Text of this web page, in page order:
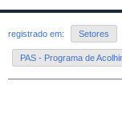
registrado em: Setores
PAS - Programa de